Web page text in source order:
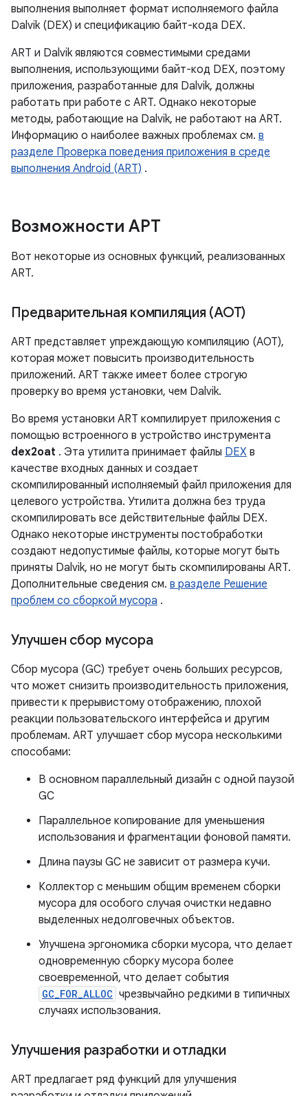
выполнения выполняет формат исполняемого файла
Dalvik (DEX) и спецификацию байт-кода DEX.
ART и Dalvik являются совместимыми средами
выполнения, использующими байт-код DEX, поэтому
приложения, разработанные для Dalvik, должны
работать при работе с ART. Однако некоторые
методы, работающие на Dalvik, не работают на ART.
Информацию о наиболее важных проблемах см. в
разделе Проверка поведения приложения в среде
выполнения Android (ART) .
Возможности АРТ
Вот некоторые из основных функций, реализованных
ART.
Предварительная компиляция (AOT)
ART представляет упреждающую компиляцию (AOT),
которая может повысить производительность
приложений. ART также имеет более строгую
проверку во время установки, чем Dalvik.
Во время установки ART компилирует приложения с
помощью встроенного в устройство инструмента
dex2oat . Эта утилита принимает файлы DEX в
качестве входных данных и создает
скомпилированный исполняемый файл приложения для
целевого устройства. Утилита должна без труда
скомпилировать все действительные файлы DEX.
Однако некоторые инструменты постобработки
создают недопустимые файлы, которые могут быть
приняты Dalvik, но не могут быть скомпилированы ART.
Дополнительные сведения см. в разделе Решение
проблем со сборкой мусора .
Улучшен сбор мусора
Сбор мусора (GC) требует очень больших ресурсов,
что может снизить производительность приложения,
привести к прерывистому отображению, плохой
реакции пользовательского интерфейса и другим
проблемам. ART улучшает сбор мусора несколькими
способами:
В основном параллельный дизайн с одной паузой
GC
Параллельное копирование для уменьшения
использования и фрагментации фоновой памяти.
Длина паузы GC не зависит от размера кучи.
Коллектор с меньшим общим временем сборки
мусора для особого случая очистки недавно
выделенных недолговечных объектов.
Улучшена эргономика сборки мусора, что делает
одновременную сборку мусора более
своевременной, что делает события
GC_FOR_ALLOC чрезвычайно редкими в типичных
случаях использования.
Улучшения разработки и отладки
ART предлагает ряд функций для улучшения